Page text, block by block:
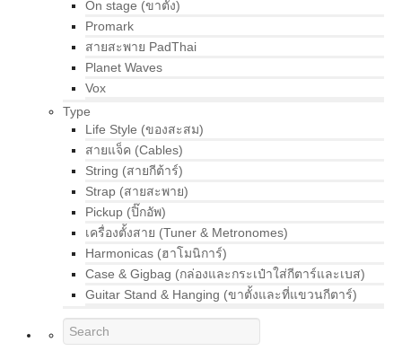
On stage (ขาตั้ง)
Promark
สายสะพาย PadThai
Planet Waves
Vox
Type
Life Style (ของสะสม)
สายแจ็ค (Cables)
String (สายกีต้าร์)
Strap (สายสะพาย)
Pickup (ปิ๊กอัพ)
เครื่องตั้งสาย (Tuner & Metronomes)
Harmonicas (ฮาโมนิการ์)
Case & Gigbag (กล่องและกระเป๋าใส่กีตาร์และเบส)
Guitar Stand & Hanging (ขาตั้งและที่แขวนกีตาร์)